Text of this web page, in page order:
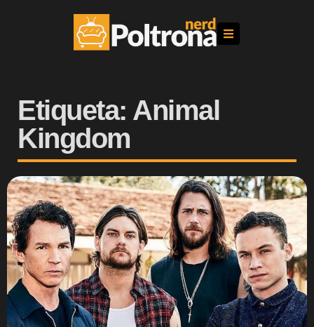
Etiqueta: Animal
Kingdom